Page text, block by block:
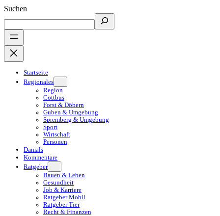
Suchen
Startseite
Regionales
Region
Cottbus
Forst & Döbern
Guben & Umgebung
Spremberg & Umgebung
Sport
Wirtschaft
Personen
Damals
Kommentare
Ratgeber
Bauen & Leben
Gesundheit
Job & Karriere
Ratgeber Mobil
Ratgeber Tier
Recht & Finanzen